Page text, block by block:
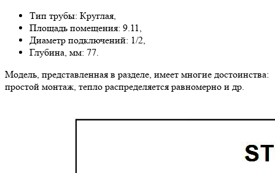
Тип трубы: Круглая,
Площадь помещения: 9.11,
Диаметр подключений: 1/2,
Глубина, мм: 77.
Модель, представленная в разделе, имеет многие достоинства:
простой монтаж, тепло распределяется равномерно и др.